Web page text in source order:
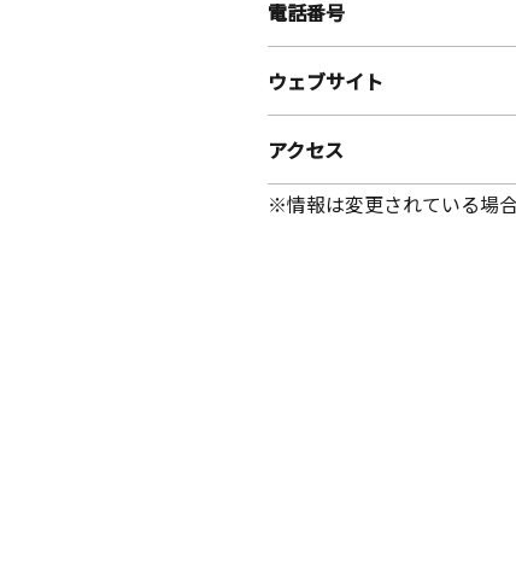
電話番号
ウェブサイト
アクセス
※情報は変更されている場